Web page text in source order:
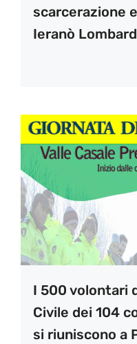
scarcerazione
Ieranò
I 500 volontari
Civile dei 104
si riuniscono a